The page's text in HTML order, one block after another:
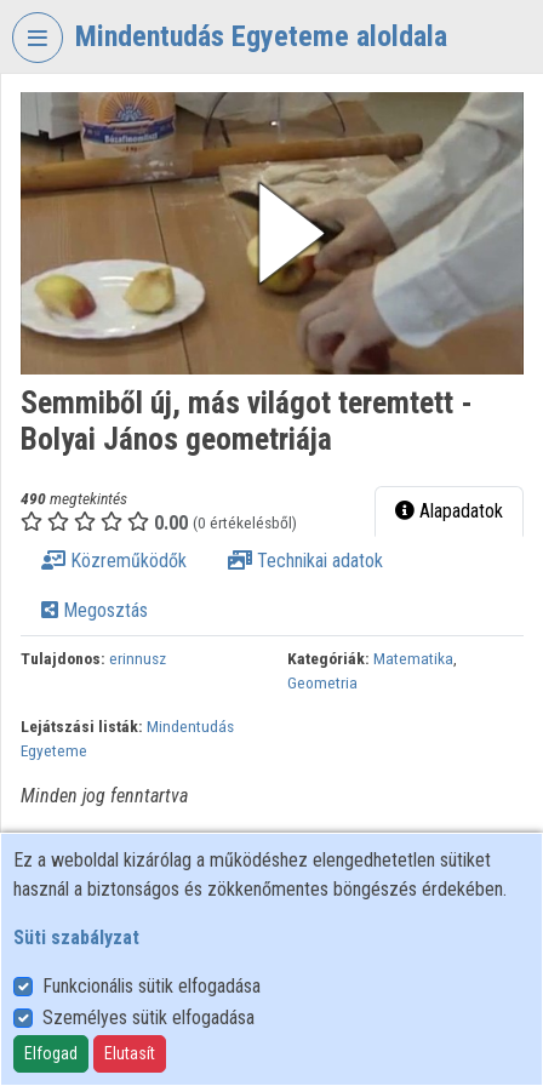
Fejléc kihagyása
Mindentudás Egyeteme aloldala
VIDEOTORIUM
MINDENTUDÁS
EGYETEME
Intézményi kezdőlap
Bejelentkezés
Intézményi felfedezés
Kategóriák
Intézményi listák
Intézmények
Közreműködők
Semmiből új, más világot teremtett -
Bolyai János geometriája
490megtekintés
0.00 (0 értékelésből) Alapadatok
Közreműködők Technikai adatok
Megosztás
Tulajdonos: erinnusz Kategóriák: Matematika,
Geometria
Lejátszási listák: Mindentudás
Egyeteme
Minden jog fenntartva
Felhasználói szabályzat
Adatkezelési tájékoztató
Süti szabályzat
Ez a weboldal kizárólag a működéshez elengedhetetlen sütiket
használ a biztonságos és zökkenőmentes böngészés érdekében.
Süti szabályzat
Funkcionális sütik elfogadása
Személyes sütik elfogadása
Elfogad Elutasít